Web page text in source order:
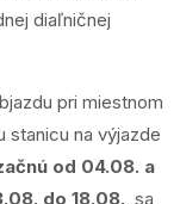
diaľničnej
pri miestnom
na výjazde
od 04.08. a
do 18.08. , sa